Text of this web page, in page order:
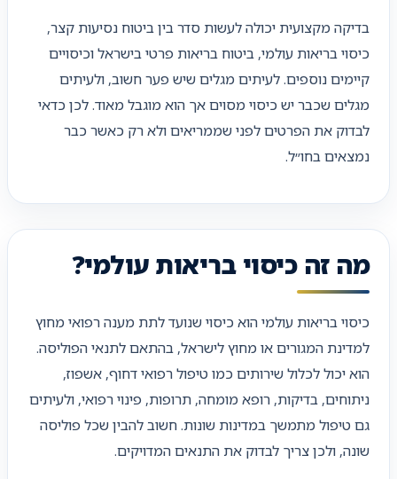
בדיקה מקצועית יכולה לעשות סדר בין ביטוח נסיעות קצר,
כיסוי בריאות עולמי, ביטוח בריאות פרטי בישראל וכיסויים
קיימים נוספים. לעיתים מגלים שיש פער חשוב, ולעיתים
מגלים שכבר יש כיסוי מסוים אך הוא מוגבל מאוד. לכן כדאי
לבדוק את הפרטים לפני שממריאים ולא רק כאשר כבר
נמצאים בחו״ל.
מה זה כיסוי בריאות עולמי?
כיסוי בריאות עולמי הוא כיסוי שנועד לתת מענה רפואי מחוץ
למדינת המגורים או מחוץ לישראל, בהתאם לתנאי הפוליסה.
הוא יכול לכלול שירותים כמו טיפול רפואי דחוף, אשפוז,
ניתוחים, בדיקות, רופא מומחה, תרופות, פינוי רפואי, ולעיתים
גם טיפול מתמשך במדינות שונות. חשוב להבין שכל פוליסה
שונה, ולכן צריך לבדוק את התנאים המדויקים.